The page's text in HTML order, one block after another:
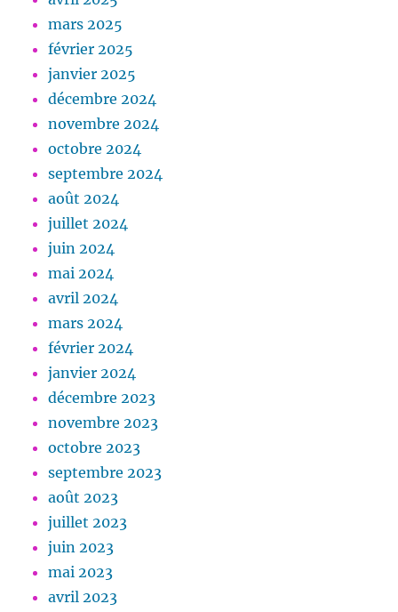
mars 2025
février 2025
janvier 2025
décembre 2024
novembre 2024
octobre 2024
septembre 2024
août 2024
juillet 2024
juin 2024
mai 2024
avril 2024
mars 2024
février 2024
janvier 2024
décembre 2023
novembre 2023
octobre 2023
septembre 2023
août 2023
juillet 2023
juin 2023
mai 2023
avril 2023